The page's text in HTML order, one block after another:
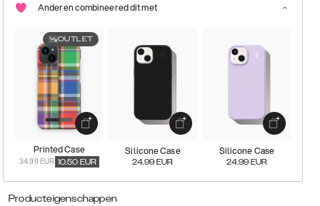
Anderen combineered dit met
OUTLET
Printed Case
34.99 EUR 10.50 EUR
Silicone Case
24.99 EUR
Silicone Case
24.99 EUR
Producteigenschappen